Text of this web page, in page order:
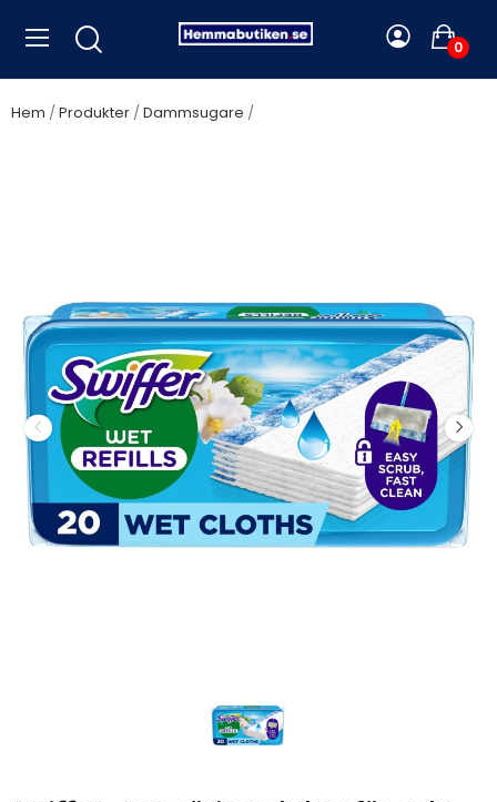
0
Hem Produkter Dammsugare